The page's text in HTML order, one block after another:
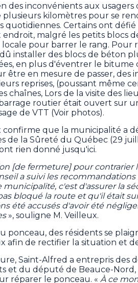
des inconvénients aux usagers
kilomètres pour se
quotidiennes. Certains ont
malgré les petits blocs
pour barrer le rang. Pour
installer des blocs de béton
en plus d'éventrer le bitume
être en mesure de passer, des
reprises, (poussant même
chaînes, Lors de la visite des
routier était ouvert sur
de VTT (Voir photos).
confirme que la municipalité a
de la Sûreté du Québec (29
rien donné jusqu'ici.
[de fermeture] pour contrarier
a suivi les
c'est d'assurer la
bloqué la route et qu'il était
été accusés d'avoir été
», souligne M. Veilleux.
ponceau, des résidents se
afin de rectifier la situation et
Saint-Alfred a entrepris des
et du député de Beauce-
réparer le ponceau. « À ce